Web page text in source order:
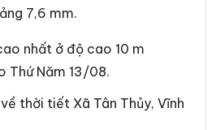
Xã Đông Hải
Xã Giao Long
Xã Hàm Giang
Xã Hiếu Phụng
7,6 mm.
nhất ở độ cao 10 m
Thứ Năm 13/08.
thời tiết Xã Tân Thủy, Vĩnh